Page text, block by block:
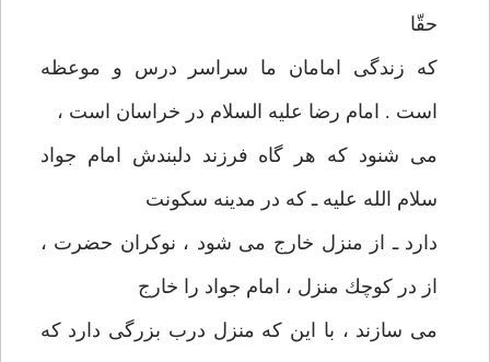
حقّا
كه زندگی امامان ما سراسر درس و موعظه
است . امام رضا عليه السلام در خراسان است ،
می شنود كه هر گاه فرزند دلبندش امام جواد
سلام الله عليه ـ كه در مدينه سكونت
دارد ـ از منزل خارج می شود ، نوكران حضرت ،
از در كوچك منزل ، امام جواد را خارج
می سازند ، با اين كه منزل درب بزرگی دارد كه